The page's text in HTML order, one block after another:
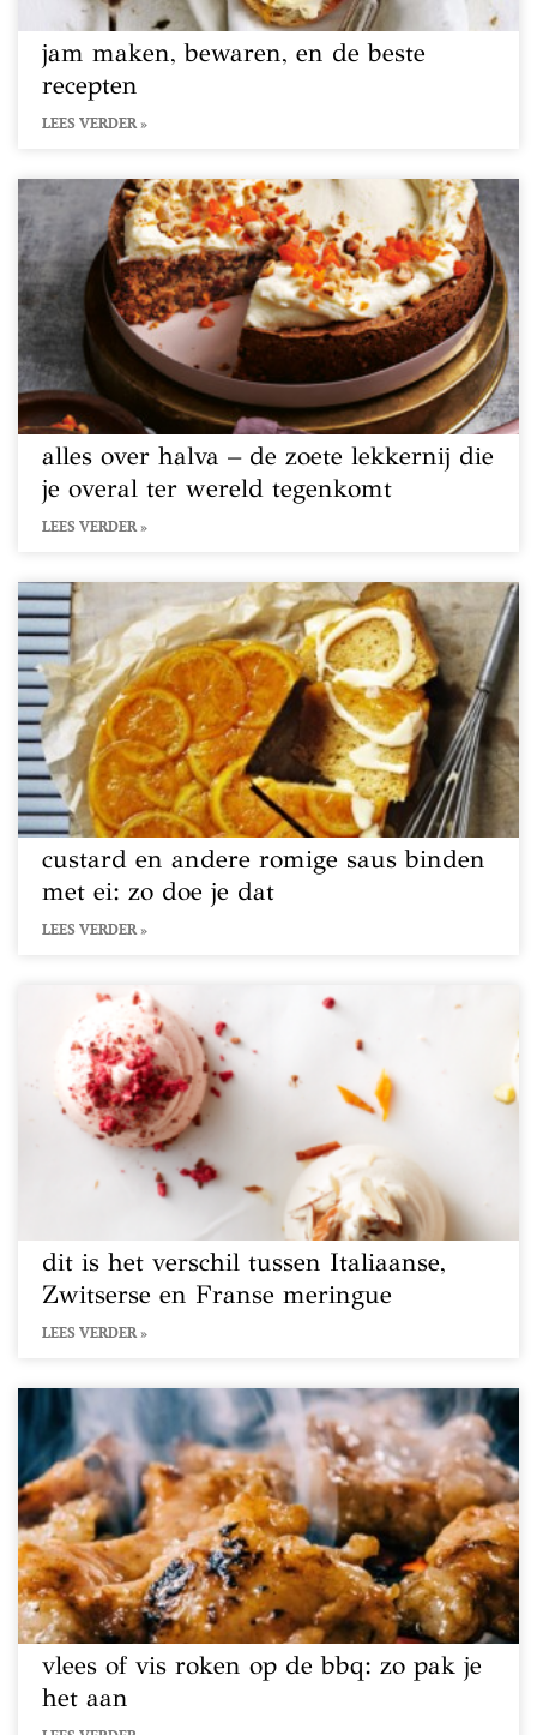
jam maken, bewaren, en de beste
recepten
LEES VERDER »
alles over halva – de zoete lekkernij die
je overal ter wereld tegenkomt
LEES VERDER »
custard en andere romige saus binden
met ei: zo doe je dat
LEES VERDER »
dit is het verschil tussen Italiaanse,
Zwitserse en Franse meringue
LEES VERDER »
vlees of vis roken op de bbq: zo pak je
het aan